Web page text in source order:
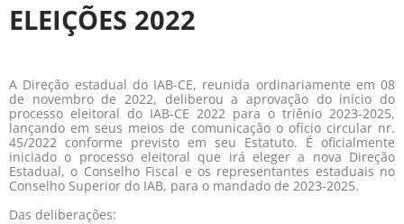
ELEIÇÕES 2022
A Direção estadual do IAB-CE, reunida ordinariamente em 08
de novembro de 2022, deliberou a aprovação do início do
processo eleitoral do IAB-CE 2022 para o triênio 2023-2025,
lançando em seus meios de comunicação o ofício circular nr.
45/2022 conforme previsto em seu Estatuto. É oficialmente
iniciado o processo eleitoral que irá eleger a nova Direção
Estadual, o Conselho Fiscal e os representantes estaduais no
Conselho Superior do IAB, para o mandado de 2023-2025.
Das deliberações: